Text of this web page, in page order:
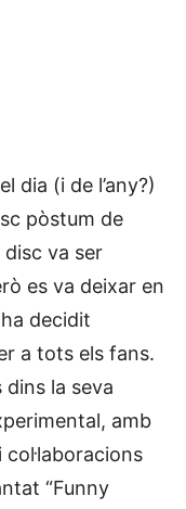
dia (i de l’any?)
pòstum de
disc va ser
es va deixar en
decidit
a tots els fans.
dins la seva
amb
“Funny